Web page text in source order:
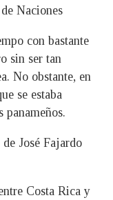
Naciones
con bastante
sin ser tan
No obstante, en
se estaba
José Fajardo
Costa Rica y